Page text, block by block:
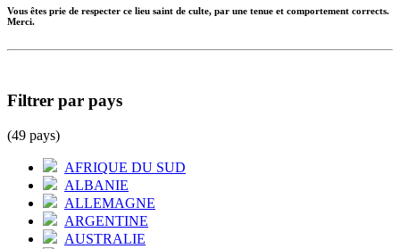
Vous êtes prie de respecter ce lieu saint de culte, par une tenue et comportement corrects.
Merci.
Filtrer par pays
(49 pays)
AFRIQUE DU SUD
ALBANIE
ALLEMAGNE
ARGENTINE
AUSTRALIE